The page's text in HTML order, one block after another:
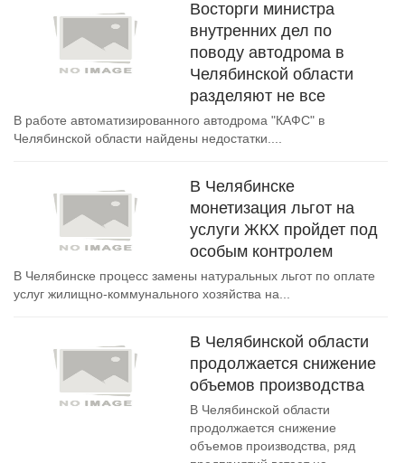
Восторги министра
внутренних дел по
поводу автодрома в
Челябинской области
разделяют не все
В работе автоматизированного автодрома "КАФС" в
Челябинской области найдены недостатки....
В Челябинске
монетизация льгот на
услуги ЖКХ пройдет под
особым контролем
В Челябинске процесс замены натуральных льгот по оплате
услуг жилищно-коммунального хозяйства на...
В Челябинской области
продолжается снижение
объемов производства
В Челябинской области
продолжается снижение
объемов производства, ряд